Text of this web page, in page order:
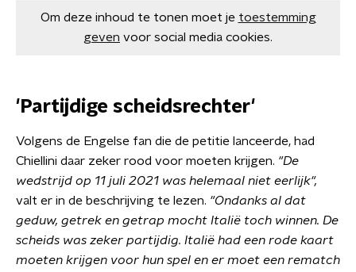
Om deze inhoud te tonen moet je toestemming
geven voor social media cookies.
'Partijdige scheidsrechter'
Volgens de Engelse fan die de petitie lanceerde, had
Chiellini daar zeker rood voor moeten krijgen. "De
wedstrijd op 11 juli 2021 was helemaal niet eerlijk",
valt er in de beschrijving te lezen. "Ondanks al dat
geduw, getrek en getrap mocht Italië toch winnen. De
scheids was zeker partijdig. Italië had een rode kaart
moeten krijgen voor hun spel en er moet een rematch